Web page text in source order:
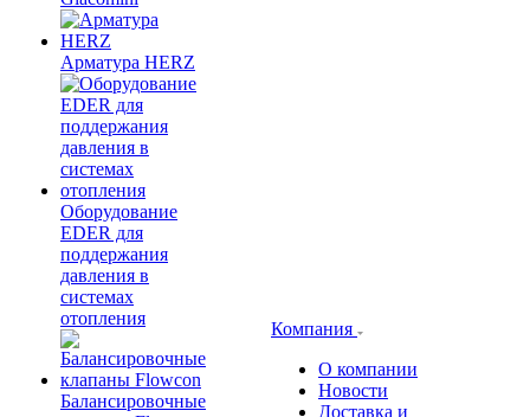
Арматура HERZ
Оборудование
EDER для
поддержания
давления в
системах
отопления
Балансировочные
Компания
О компании
Новости
Доставка и